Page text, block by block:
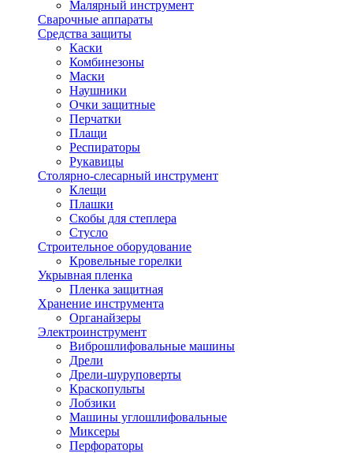
Малярный инструмент
Сварочные аппараты
Средства защиты
Каски
Комбинезоны
Маски
Наушники
Очки защитные
Перчатки
Плащи
Респираторы
Рукавицы
Столярно-слесарный инструмент
Клещи
Плашки
Скобы для степлера
Стусло
Строительное оборудование
Кровельные горелки
Укрывная пленка
Пленка защитная
Хранение инструмента
Органайзеры
Электроинструмент
Виброшлифовальные машины
Дрели
Дрели-шуруповерты
Краскопульты
Лобзики
Машины углошлифовальные
Миксеры
Перфораторы